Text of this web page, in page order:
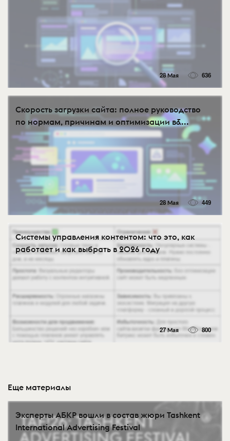
28 Мая 636
Скорость загрузки сайта: полное руководство
по нормам, причинам и оптимизации в&...
28 Мая 449
Системы управления контентом: что это, как
работает и как выбрать в 2026 году
27 Мая 800
Еще материалы
Эксперты АБКР вошли в состав жюри Tashkent
International Advertising Festival